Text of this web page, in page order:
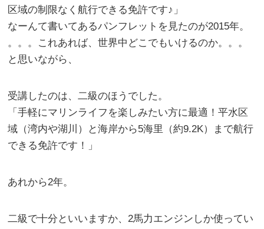
区域の制限なく航行できる免許です♪」
なーんて書いてあるパンフレットを見たのが2015年。
。。。これあれば、世界中どこでもいけるのか。。。
と思いながら、
受講したのは、二級のほうでした。
「手軽にマリンライフを楽しみたい方に最適！平水区
域（湾内や湖川）と海岸から5海里（約9.2K）まで航行
できる免許です！」
あれから2年。
二級で十分といいますか、2馬力エンジンしか使ってい